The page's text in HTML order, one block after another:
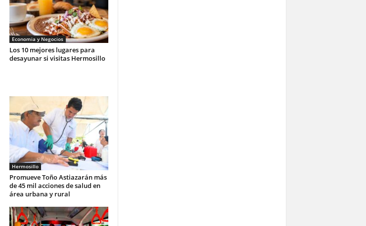
Economia y Negocios
Los 10 mejores lugares para
desayunar si visitas Hermosillo
Hermosillo
Promueve Toño Astiazarán más
de 45 mil acciones de salud en
área urbana y rural